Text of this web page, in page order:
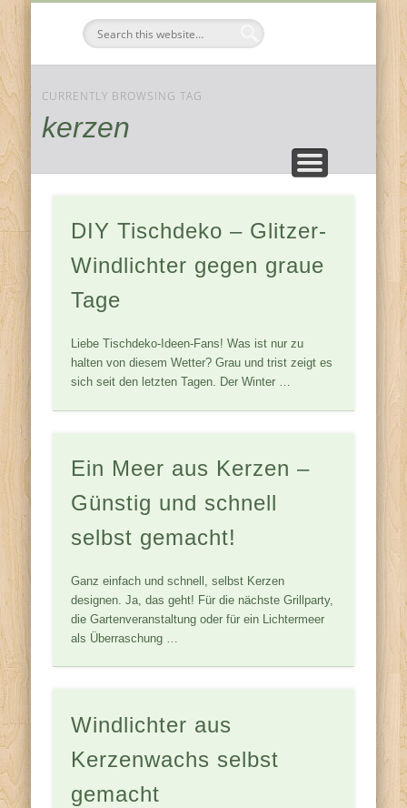
Tischdeko-
CURRENTLY BROWSING TAG
kerzen
DIY Tischdeko – Glitzer-
Windlichter gegen graue
Tage
Liebe Tischdeko-Ideen-Fans! Was ist nur zu
halten von diesem Wetter? Grau und trist zeigt es
sich seit den letzten Tagen. Der Winter …
Ein Meer aus Kerzen –
Günstig und schnell
selbst gemacht!
Ganz einfach und schnell, selbst Kerzen
designen. Ja, das geht! Für die nächste Grillparty,
die Gartenveranstaltung oder für ein Lichtermeer
als Überraschung …
Windlichter aus
Kerzenwachs selbst
gemacht